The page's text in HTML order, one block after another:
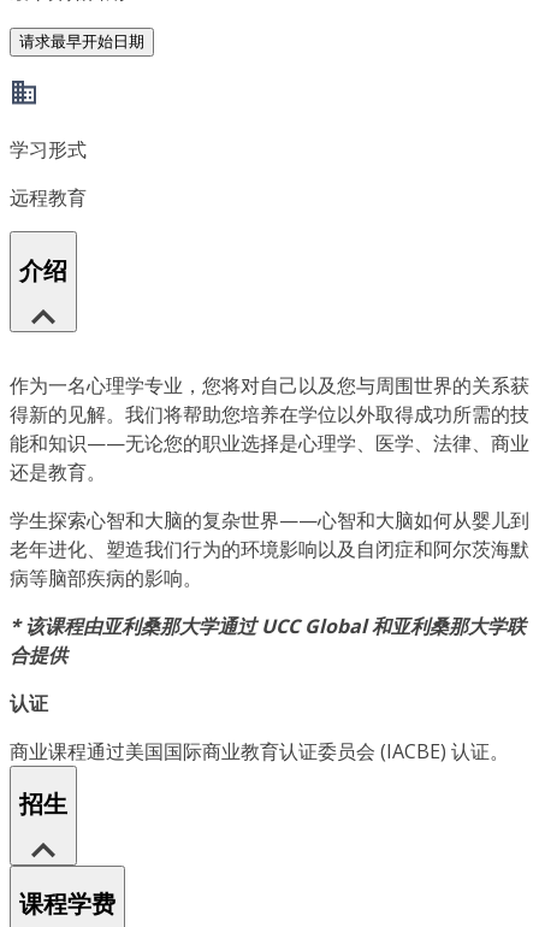
请求最早开始日期
学习形式
远程教育
介绍
作为一名心理学专业，您将对自己以及您与周围世界的关系获
得新的见解。我们将帮助您培养在学位以外取得成功所需的技
能和知识——无论您的职业选择是心理学、医学、法律、商业
还是教育。
学生探索心智和大脑的复杂世界——心智和大脑如何从婴儿到
老年进化、塑造我们行为的环境影响以及自闭症和阿尔茨海默
病等脑部疾病的影响。
* 该课程由亚利桑那大学通过 UCC Global 和亚利桑那大学联
合提供
认证
商业课程通过美国国际商业教育认证委员会 (IACBE) 认证。
招生
课程学费